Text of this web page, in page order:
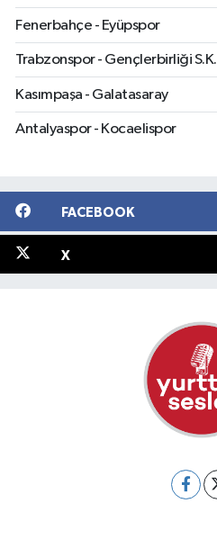
Fenerbahçe - Eyüpspor
Trabzonspor - Gençlerbirliği S.K.
Kasımpaşa - Galatasaray
Antalyaspor - Kocaelispor
FACEBOOK
X